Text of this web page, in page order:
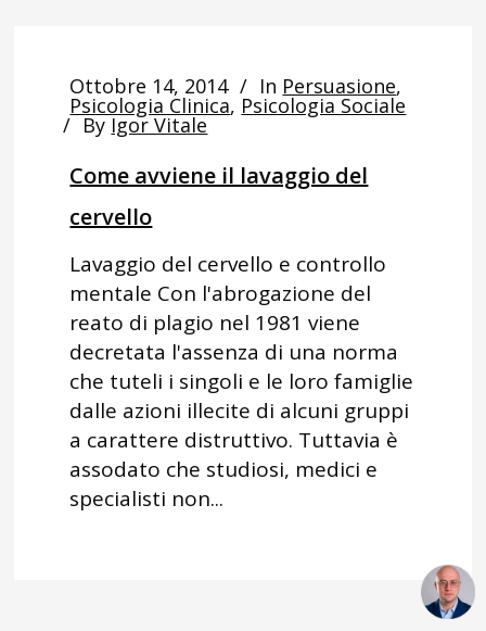
Ottobre 14, 2014 In Persuasione,
Psicologia Clinica, Psicologia Sociale
By Igor Vitale
Come avviene il lavaggio del
cervello
Lavaggio del cervello e controllo
mentale Con l'abrogazione del
reato di plagio nel 1981 viene
decretata l'assenza di una norma
che tuteli i singoli e le loro famiglie
dalle azioni illecite di alcuni gruppi
a carattere distruttivo. Tuttavia è
assodato che studiosi, medici e
specialisti non...